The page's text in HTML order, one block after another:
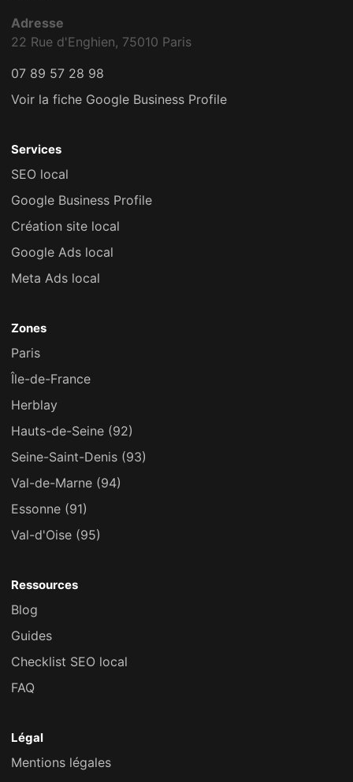
Adresse
22 Rue d'Enghien, 75010 Paris
07 89 57 28 98
Voir la fiche Google Business Profile
Services
SEO local
Google Business Profile
Création site local
Google Ads local
Meta Ads local
Zones
Paris
Île-de-France
Herblay
Hauts-de-Seine (92)
Seine-Saint-Denis (93)
Val-de-Marne (94)
Essonne (91)
Val-d'Oise (95)
Ressources
Blog
Guides
Checklist SEO local
FAQ
Légal
Mentions légales